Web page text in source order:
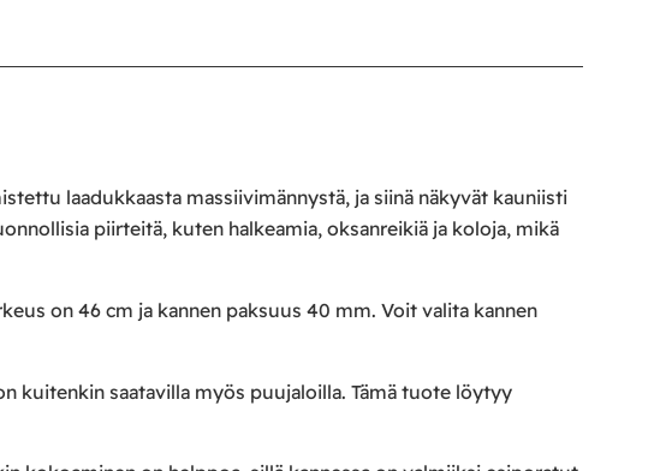
laadukkaasta massiivimännystä, ja siinä näkyvät kauniisti
piirteitä, kuten halkeamia, oksanreikiä ja koloja, mikä
on 46 cm ja kannen paksuus 40 mm. Voit valita kannen
kuitenkin saatavilla myös puujaloilla. Tämä tuote löytyy